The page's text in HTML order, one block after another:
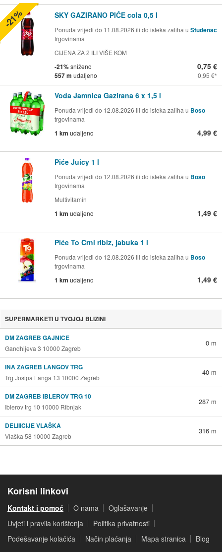
SKY GAZIRANO PIĆE cola 0,5 l
Ponuda vrijedi do 11.08.2026 ili do isteka zaliha u Studenac
trgovinama
CIJENA ZA 2 ILI VIŠE KOM
-21%sniženo
557 m udaljeno
0,75 €
0,95 €
-21%
Voda Jamnica Gazirana 6 x 1,5 l
Ponuda vrijedi do 12.08.2026 ili do isteka zaliha u Boso
trgovinama
1 km udaljeno 4,99 €
Piće Juicy 1 l
Ponuda vrijedi do 12.08.2026 ili do isteka zaliha u Boso
trgovinama
Multivitamin
1 km udaljeno 1,49 €
Piće To Crni ribiz, jabuka 1 l
Ponuda vrijedi do 12.08.2026 ili do isteka zaliha u Boso
trgovinama
1 km udaljeno 1,49 €
SUPERMARKETI U TVOJOJ BLIZINI
DM ZAGREB GAJNICE
Gandhijeva 3 10000 Zagreb
0 m
INA ZAGREB LANGOV TRG
Trg Josipa Langa 13 10000 Zagreb
40 m
DM ZAGREB IBLEROV TRG 10
Iblerov trg 10 10000 Ribnjak
287 m
DELIIICIJE VLAŠKA
Vlaška 58 10000 Zagreb
316 m
Korisni linkovi
Kontakt i pomoć O nama
Oglašavanje
Uvjeti i pravila korištenja
Politika privatnosti
Podešavanje kolačića
Način plaćanja Mapa stranica Blog